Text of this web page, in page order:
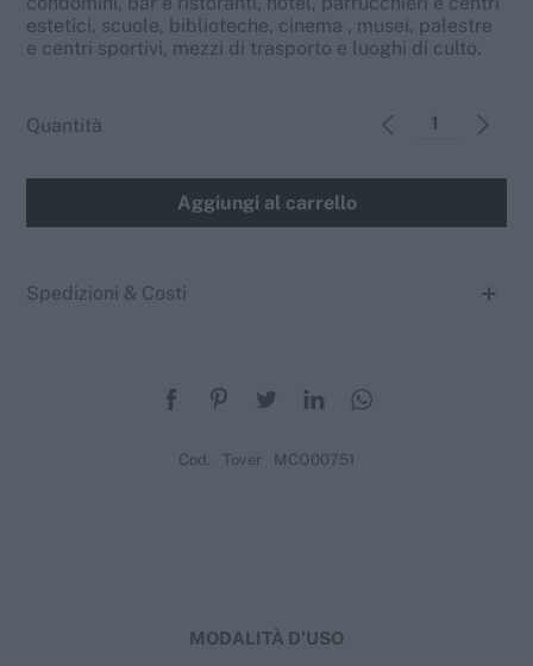
estetici, scuole, biblioteche, cinema , musei, palestre
e centri sportivi, mezzi di trasporto e luoghi di culto.
Quantità
Aggiungi al carrello
Spedizioni & Costi
Cod. Tover MCO00751
MODALITÀ D'USO